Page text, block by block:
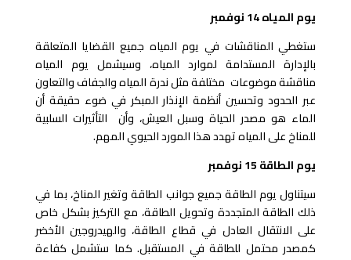
يوم المياه 14 نوفمبر
ستغطي المناقشات في يوم المياه جميع القضايا المتعلقة
بالإدارة المستدامة لموارد المياه، وسيشمل يوم المياه
مناقشة موضوعات مختلفة مثل ندرة المياه والجفاف والتعاون
عبر الحدود وتحسين أنظمة الإنذار المبكر في ضوء حقيقة أن
الماء هو مصدر الحياة وسبل العيش، وأن التأثيرات السلبية
للمناخ على المياه تهدد هذا المورد الحيوي المهم.
يوم الطاقة 15 نوفمبر
سيتناول يوم الطاقة جميع جوانب الطاقة وتغير المناخ، بما في
ذلك الطاقة المتجددة وتحويل الطاقة، مع التركيز بشكل خاص
على الانتقال العادل في قطاع الطاقة، والهيدروجين الأخضر
كمصدر محتمل للطاقة في المستقبل. كما ستشمل كفاءة